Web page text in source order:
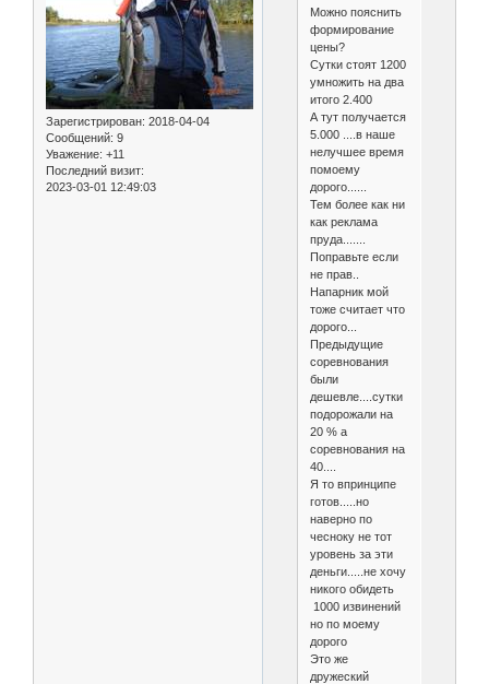
Зарегистрирован: 2018-04-04
Сообщений: 9
Уважение: +11
Последний визит:
2023-03-01 12:49:03
Можно пояснить
формирование
цены?
Сутки стоят 1200
умножить на два
итого 2.400
А тут получается
5.000 ....в наше
нелучшее время
помоему
дорого......
Тем более как ни
как реклама
пруда.......
Поправьте если
не прав..
Напарник мой
тоже считает что
дорого...
Предыдущие
соревнования
были
дешевле....сутки
подорожали на
20 % а
соревнования на
40....
Я то впринципе
готов.....но
наверно по
чесноку не тот
уровень за эти
деньги.....не хочу
никого обидеть
1000 извинений
но по моему
дорого
Это же
дружеский